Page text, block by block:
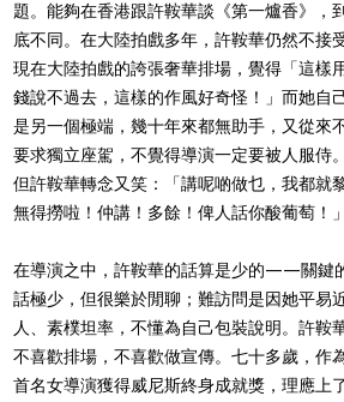
題。能夠在香港跟許鞍華談《第一爐香》，到
底不同。在大陸拍戲多年，許鞍華仍然不接
現在大陸拍戲的誇張奢華排場，覺得「這樣
錢說不過去，這樣的作風好奇怪！」而她自
是另一個極端，幾十年來都無助手，又從來
要求獨立座駕，不覺得導演一定要被人服侍。
但許鞍華轉念又笑：「講呢啲做乜，我都就
無得撈啦！仲講！多餘！俾人話你酸葡萄！」
在導演之中，許鞍華的話算是少的——關鍵
話極少，但很樂於閒聊；難訪問是因她平易
人、素樸坦率，不懂為自己包裝說明。許鞍
不喜歡排場，不喜歡做宣傳。七十多歲，作
首名女導演獲得威尼斯終身成就獎，理應上